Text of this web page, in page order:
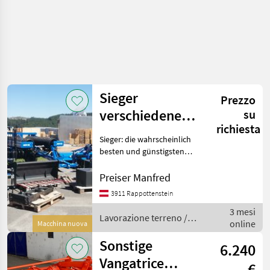
Macchina nuova
Sieger
verschiedene
Geräte
Prezzo
su
richiesta
Sieger: die wahrscheinlich
besten und günstigsten
aus Polen. Nur bei Fa
Rappottenstein, Grünbach
Preiser Manfred
3911 Rappottenstein
Lavorazione terreno /
Sieger
3 mesi
online
Sonstige
Vangatrice
6.240